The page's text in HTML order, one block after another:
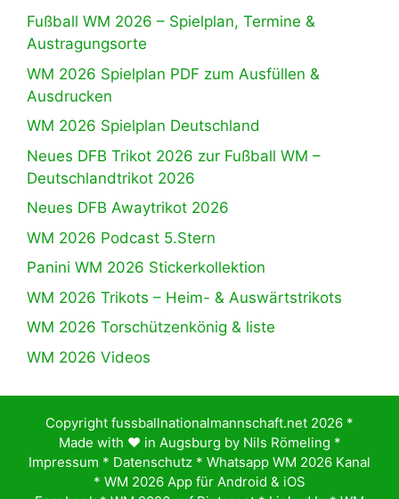
Fußball WM 2026 – Spielplan, Termine &
Austragungsorte
WM 2026 Spielplan PDF zum Ausfüllen &
Ausdrucken
WM 2026 Spielplan Deutschland
Neues DFB Trikot 2026 zur Fußball WM –
Deutschlandtrikot 2026
Neues DFB Awaytrikot 2026
WM 2026 Podcast 5.Stern
Panini WM 2026 Stickerkollektion
WM 2026 Trikots – Heim- & Auswärtstrikots
WM 2026 Torschützenkönig & liste
WM 2026 Videos
Copyright fussballnationalmannschaft.net 2026 *
Made with ♥️ in Augsburg by Nils Römeling *
Impressum * Datenschutz * Whatsapp WM 2026 Kanal
* WM 2026 App für Android & iOS